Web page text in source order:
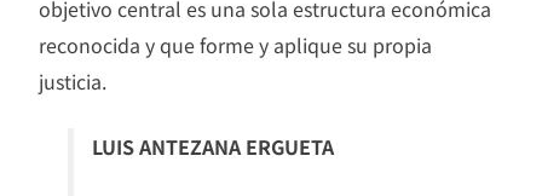
objetivo central es una sola estructura económica
reconocida y que forme y aplique su propia
justicia.
LUIS ANTEZANA ERGUETA